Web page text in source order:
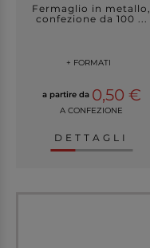
Fermaglio in metallo,
confezione da 100 ...
+ FORMATI
a partire da 0,50 €
A CONFEZIONE
DETTAGLI